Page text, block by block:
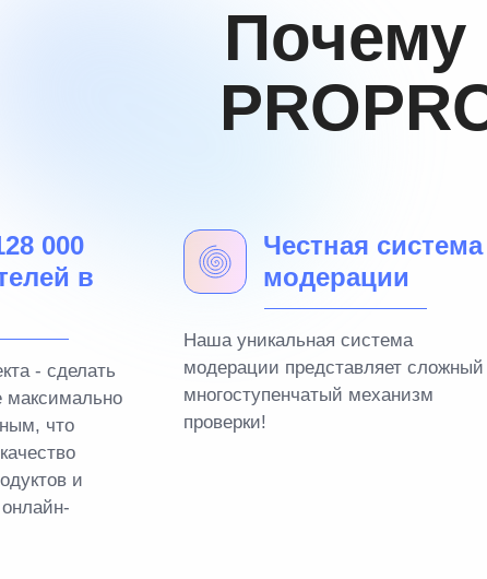
000
в
- сделать
максимально
что
и
Честная система
модерации
Наша уникальная система
модерации представляет сложный
многоступенчатый механизм
проверки!